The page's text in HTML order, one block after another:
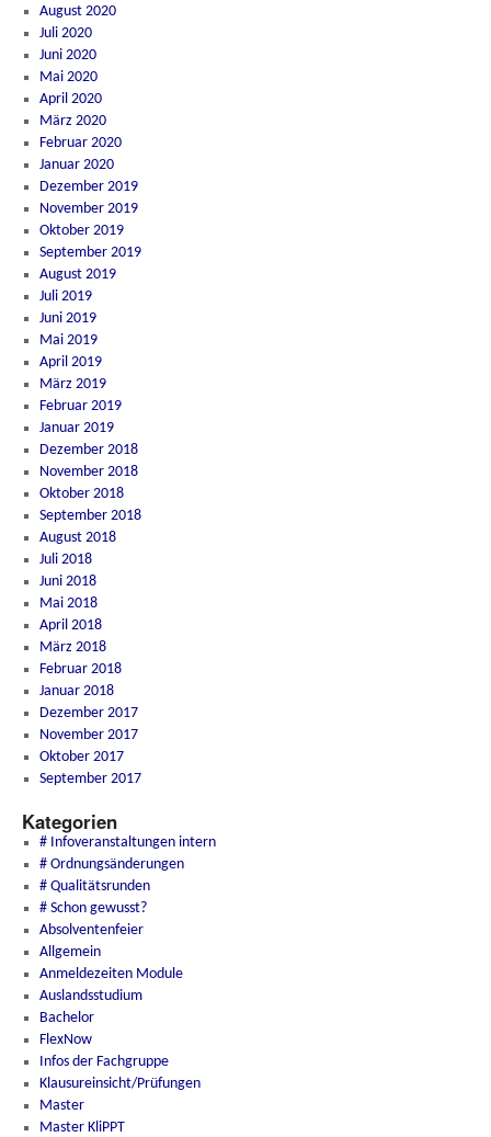
August 2020
Juli 2020
Juni 2020
Mai 2020
April 2020
März 2020
Februar 2020
Januar 2020
Dezember 2019
November 2019
Oktober 2019
September 2019
August 2019
Juli 2019
Juni 2019
Mai 2019
April 2019
März 2019
Februar 2019
Januar 2019
Dezember 2018
November 2018
Oktober 2018
September 2018
August 2018
Juli 2018
Juni 2018
Mai 2018
April 2018
März 2018
Februar 2018
Januar 2018
Dezember 2017
November 2017
Oktober 2017
September 2017
Kategorien
# Infoveranstaltungen intern
# Ordnungsänderungen
# Qualitätsrunden
# Schon gewusst?
Absolventenfeier
Allgemein
Anmeldezeiten Module
Auslandsstudium
Bachelor
FlexNow
Infos der Fachgruppe
Klausureinsicht/Prüfungen
Master
Master KliPPT